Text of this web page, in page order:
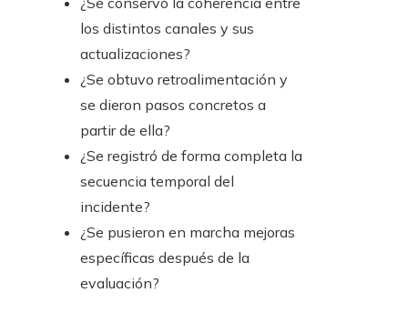
los distintos canales y sus
actualizaciones?
¿Se obtuvo retroalimentación y
se dieron pasos concretos a
partir de ella?
¿Se registró de forma completa la
secuencia temporal del
incidente?
¿Se pusieron en marcha mejoras
específicas después de la
evaluación?